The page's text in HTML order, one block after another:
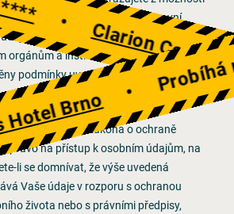
Brno
Clarion
řízení na výše uvedenou pracovní
mohou být zpřístupněny pouze
orgánům a institucím či jiným subjektům,
podmínky uvedené v právních
§ 11 a § 21 zákona o ochraně
právo na přístup k osobním údajům, na
li se domnívat, že výše uvedená
Vaše údaje v rozporu s ochranou
života nebo s právními předpisy,